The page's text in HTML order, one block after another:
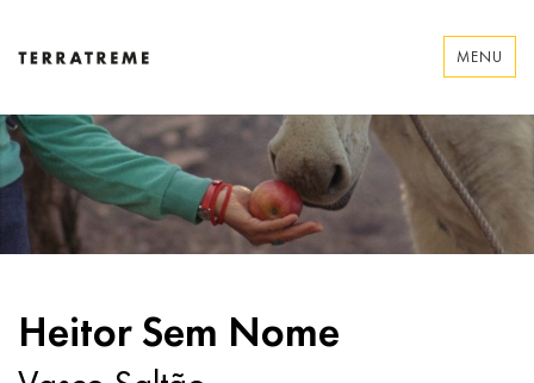
Terratreme
MENU
Heitor Sem Nome